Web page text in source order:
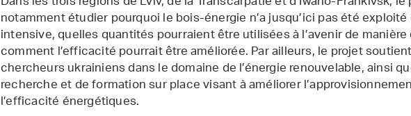
notamment étudier pourquoi le bois-énergie n’a jusqu’ici pas été
intensive, quelles quantités pourraient être utilisées à l’avenir de
comment l’efficacité pourrait être améliorée. Par ailleurs, le projet
chercheurs ukrainiens dans le domaine de l’énergie renouvelable, ainsi
recherche et de formation sur place visant à améliorer
l’efficacité énergétiques.